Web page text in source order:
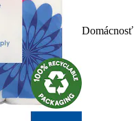
Domácnosť